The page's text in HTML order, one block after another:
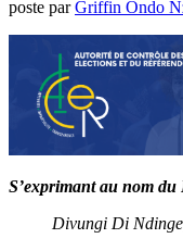
poste parGriffin Ondo
S’exprimant au nom du
Divungi Di